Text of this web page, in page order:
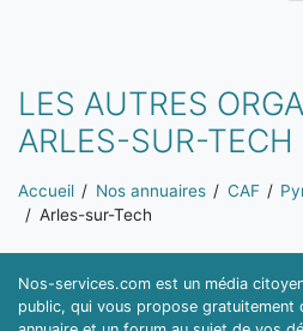
LES AUTRES
ARLES-SUR-TECH
Vous êtes ici:
Accueil Nos annuaires CAF
Arles-sur-Tech
Nos-services.com est un média
public, qui vous propose gratuitement